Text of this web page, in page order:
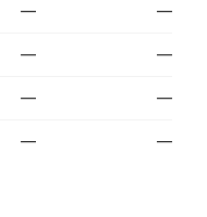
— —
— —
— —
— —